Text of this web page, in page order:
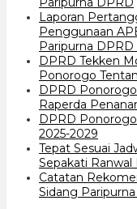
Laporan
Penggunaan
Paripurna
DPRD Tekken
Ponorogo
DPRD
Raperda
DPRD
2025-2029
Tepat Sesuai
Sepakati Ranwal
Catatan
Sidang